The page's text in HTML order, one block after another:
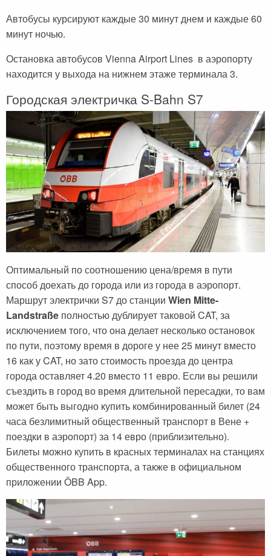
Автобусы курсируют каждые 30 минут днем и каждые 60
минут ночью.
Остановка автобусов Vienna Airport Lines в аэропорту
находится у выхода на нижнем этаже терминала 3.
Городская электричка S-Bahn S7
Оптимальный по соотношению цена/время в пути
способ доехать до города или из города в аэропорт.
Маршрут электрички S7 до станции Wien Mitte-
Landstraße полностью дублирует таковой CAT, за
исключением того, что она делает несколько остановок
по пути, поэтому время в дороге у нее 25 минут вместо
16 как у CAT, но зато стоимость проезда до центра
города оставляет 4.20 вместо 11 евро. Если вы решили
съездить в город во время длительной пересадки, то вам
может быть выгодно купить комбинированный билет (24
часа безлимитный общественный транспорт в Вене +
поездки в аэропорт) за 14 евро (приблизительно).
Билеты можно купить в красных терминалах на станциях
общественного транспорта, а также в официальном
приложении ÖBB App.